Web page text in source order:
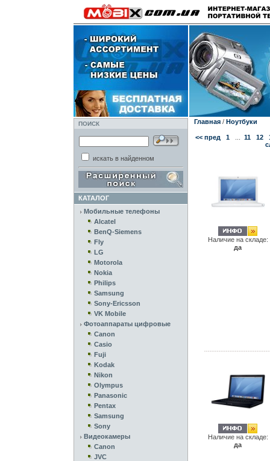
ПОИСК
искать в найденном
КАТАЛОГ
Мобильные телефоны
Alcatel
BenQ-Siemens
Fly
LG
Motorola
Nokia
Philips
Samsung
Sony-Ericsson
VK Mobile
Фотоаппараты цифровые
Canon
Casio
Fuji
Kodak
Nikon
Olympus
Panasonic
Pentax
Samsung
Sony
Видеокамеры
Canon
JVC
Главная/ Ноутбуки
<< пред 1 11 12
Наличие на складе:
да
Наличие на складе:
да